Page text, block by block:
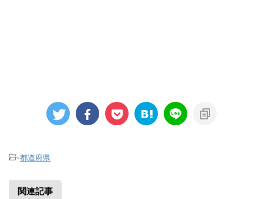
-都道府県
関連記事